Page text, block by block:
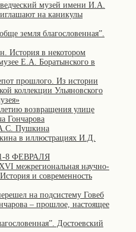
музей имени И.А.
на каникулы
земля благословенная”.
История в некотором
Е.А. Боратынского в
прошлого. Из истории
коллекции Ульяновского
возвращения улице
Гончарова
Пушкина
в иллюстрациях И.Д.
8 ФЕВРАЛЯ
межрегиональная научно-
и современность
на подсистему Говеб
– прошлое, настоящее
Достоевский